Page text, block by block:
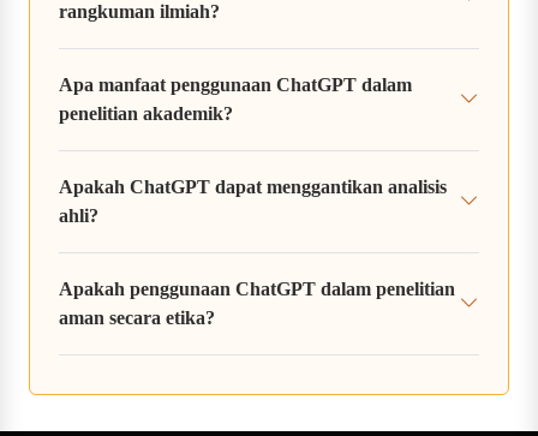
rangkuman ilmiah?
Apa manfaat penggunaan ChatGPT dalam
penelitian akademik?
Apakah ChatGPT dapat menggantikan analisis
ahli?
Apakah penggunaan ChatGPT dalam penelitian
aman secara etika?